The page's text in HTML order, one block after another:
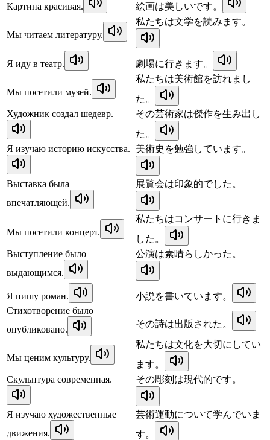
Картина красивая. 絵画は美しいです。
Мы читаем литературу.
私たちは文学を読みます。
Я иду в театр. 劇場に行きます。
Мы посетили музей.
私たちは美術館を訪れまし
た。
Художник создал шедевр.
その芸術家は傑作を生み出し
た。
Я изучаю историю искусства.
美術史を勉強しています。
Выставка была
впечатляющей.
展覧会は印象的でした。
Мы посетили концерт.
私たちはコンサートに行きま
した。
Выступление было
выдающимся.
公演は素晴らしかった。
Я пишу роман.
小説を書いています。
Стихотворение было
опубликовано.
その詩は出版された。
Мы ценим культуру.
私たちは文化を大切にしてい
ます。
Скульптура современная.
その彫刻は現代的です。
Я изучаю художественные
движения.
芸術運動について学んでいま
す。